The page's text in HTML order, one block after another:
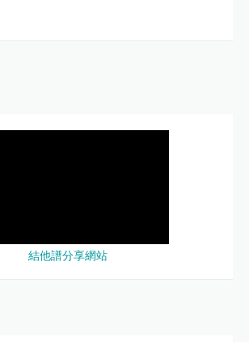
結他譜分享網站